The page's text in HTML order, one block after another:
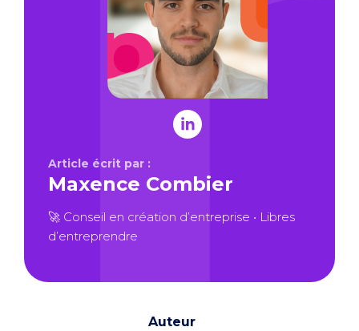
Article écrit par :
Maxence Combier
🚀 Conseil en création d’entreprise • Libres
d’entreprendre
Auteur